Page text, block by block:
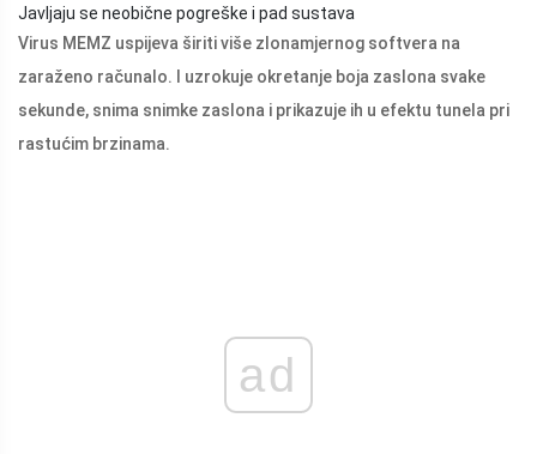
Javljaju se neobične pogreške i pad sustava
Virus MEMZ uspijeva širiti više zlonamjernog softvera na
zaraženo računalo. I uzrokuje okretanje boja zaslona svake
sekunde, snima snimke zaslona i prikazuje ih u efektu tunela pri
rastućim brzinama.
ad